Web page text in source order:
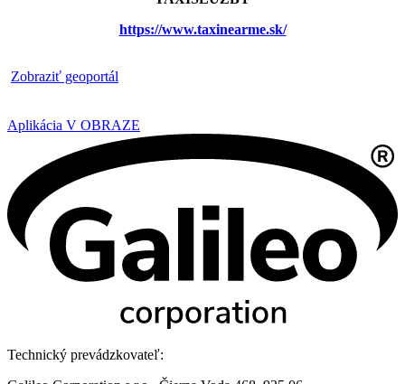
https://www.taxinearme.sk/
Zobraziť geoportál
Aplikácia V OBRAZE
Technický prevádzkovateľ: